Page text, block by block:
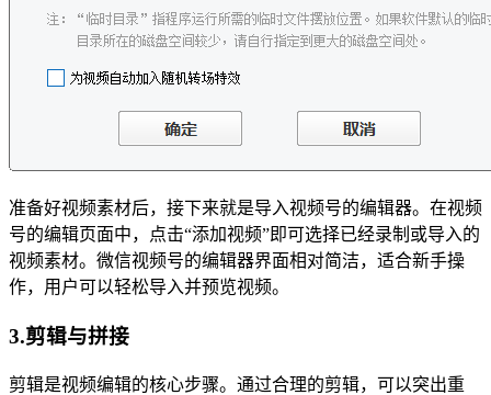
准备好视频素材后，接下来就是导入视频号的编辑器。在视频
号的编辑页面中，点击“添加视频”即可选择已经录制或导入的
视频素材。微信视频号的编辑器界面相对简洁，适合新手操
作，用户可以轻松导入并预览视频。
3.剪辑与拼接
剪辑是视频编辑的核心步骤。通过合理的剪辑，可以突出重